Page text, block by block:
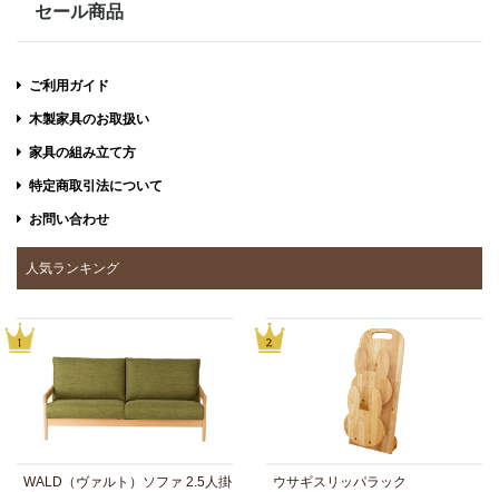
セール商品
ご利用ガイド
木製家具のお取扱い
家具の組み立て方
特定商取引法について
お問い合わせ
人気ランキング
WALD（ヴァルト）ソファ 2.5人掛
ウサギスリッパラック